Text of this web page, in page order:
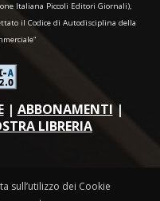
Italiana Piccoli Editori Giornali),
il Codice di Autodisciplina della
| ABBONAMENTI |
LIBRERIA
sull’utilizzo dei Cookie